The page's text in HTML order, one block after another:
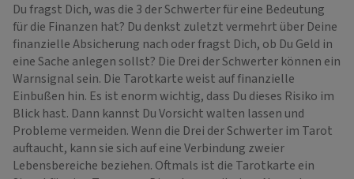
Du fragst Dich, was die 3 der Schwerter für eine Bedeutung
für die Finanzen hat? Du denkst zuletzt vermehrt über Deine
finanzielle Absicherung nach oder fragst Dich, ob Du Geld in
eine Sache anlegen sollst? Die Drei der Schwerter können ein
Warnsignal sein. Die Tarotkarte weist auf finanzielle
Einbußen hin. Es ist enorm wichtig, dass Du dieses Risiko im
Blick hast. Dann kannst Du Vorsicht walten lassen und
Probleme vermeiden. Wenn die Drei der Schwerter im Tarot
auftaucht, kann sie sich auf eine Verbindung zweier
Lebensbereiche beziehen. Oftmals ist die Tarotkarte ein